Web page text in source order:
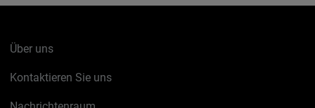
Über uns
Kontaktieren Sie uns